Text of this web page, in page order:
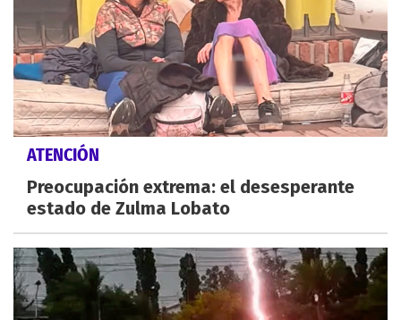
ATENCIÓN
Preocupación extrema: el desesperante
estado de Zulma Lobato